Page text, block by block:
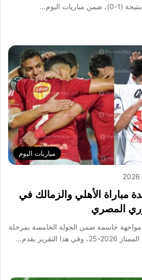
اليوم…
مباريات اليوم
مباراة الأهلي والزمالك في
المصري
مواجهة حاسمة ضمن الجولة الخامسة بمرحلة
يقدم…